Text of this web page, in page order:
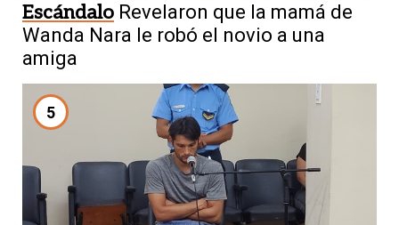
Escándalo Revelaron que la mamá de
Wanda Nara le robó el novio a una
amiga
5